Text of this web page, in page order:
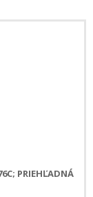
PRIEHĽADNÁ